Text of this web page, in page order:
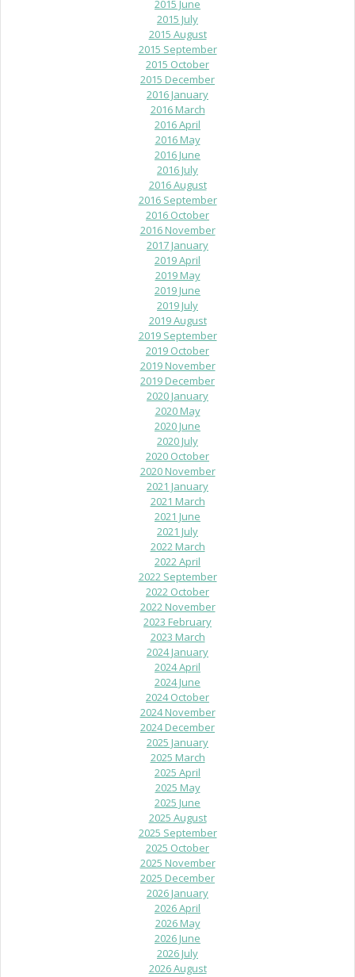
2015 June
2015 July
2015 August
2015 September
2015 October
2015 December
2016 January
2016 March
2016 April
2016 May
2016 June
2016 July
2016 August
2016 September
2016 October
2016 November
2017 January
2019 April
2019 May
2019 June
2019 July
2019 August
2019 September
2019 October
2019 November
2019 December
2020 January
2020 May
2020 June
2020 July
2020 October
2020 November
2021 January
2021 March
2021 June
2021 July
2022 March
2022 April
2022 September
2022 October
2022 November
2023 February
2023 March
2024 January
2024 April
2024 June
2024 October
2024 November
2024 December
2025 January
2025 March
2025 April
2025 May
2025 June
2025 August
2025 September
2025 October
2025 November
2025 December
2026 January
2026 April
2026 May
2026 June
2026 July
2026 August